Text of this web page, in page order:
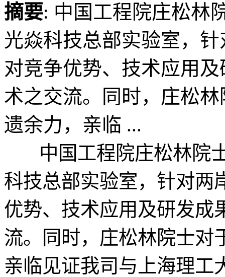
摘要: 中国工程院庄松林
光焱科技总部实验室，
对竞争优势、技术应用
术之交流。同时，庄松
遗余力，亲临 ...
中国工程院庄松林院士
科技总部实验室，针对两
优势、技术应用及研发成
流。同时，庄松林院士对
亲临见证我司与上海理工